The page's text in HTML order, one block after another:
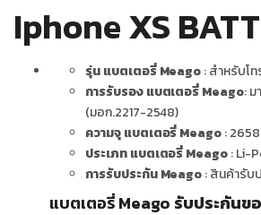
Iphone XS
รุ่น แบตเตอรี่ Meago: สำหรับโ
การรับรอง แบตเตอรี่ Meago:
(มอก.2217-2548)
ความจุ แบตเตอรี่ Meago:
ประเภท แบตเตอรี่ Meago: Li-
การรับประกัน Meago: สินค้ารับ
แบตเตอรี่ Meago รับประกันข